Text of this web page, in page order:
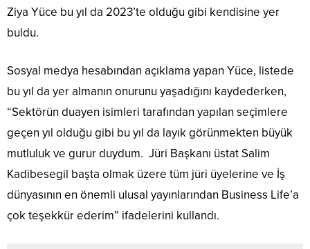
Ziya Yüce bu yıl da 2023’te olduğu gibi kendisine yer
buldu.
Sosyal medya hesabından açıklama yapan Yüce, listede
bu yıl da yer almanın onurunu yaşadığını kaydederken,
“Sektörün duayen isimleri tarafından yapılan seçimlere
geçen yıl olduğu gibi bu yıl da layık görünmekten büyük
mutluluk ve gurur duydum. Jüri Başkanı üstat Salim
Kadibesegil başta olmak üzere tüm jüri üyelerine ve İş
dünyasının en önemli ulusal yayınlarından Business Life’a
çok teşekkür ederim” ifadelerini kullandı.